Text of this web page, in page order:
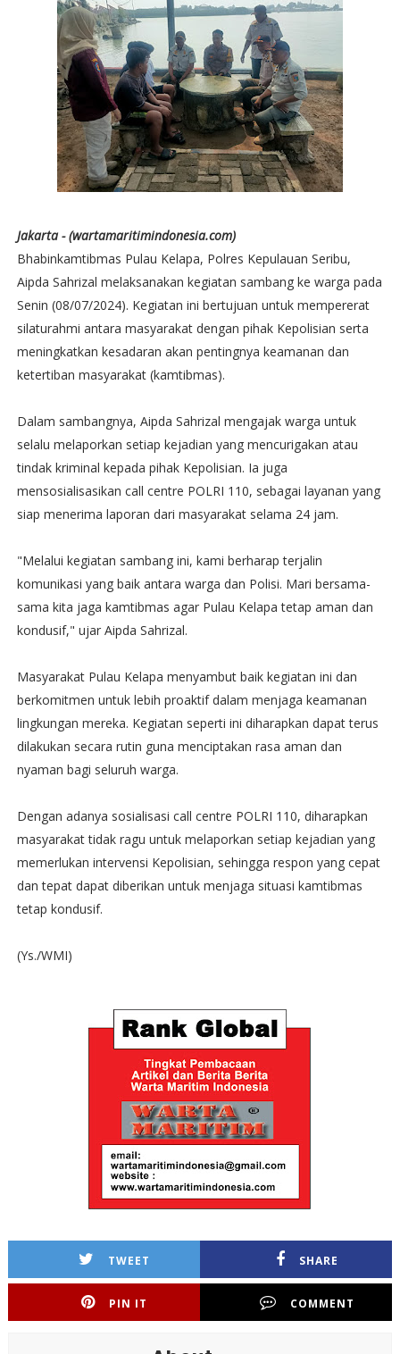
Jakarta - (wartamaritimindonesia.com)
Bhabinkamtibmas Pulau Kelapa, Polres Kepulauan Seribu,
Aipda Sahrizal melaksanakan kegiatan sambang ke warga pada
Senin (08/07/2024). Kegiatan ini bertujuan untuk mempererat
silaturahmi antara masyarakat dengan pihak Kepolisian serta
meningkatkan kesadaran akan pentingnya keamanan dan
ketertiban masyarakat (kamtibmas).
Dalam sambangnya, Aipda Sahrizal mengajak warga untuk
selalu melaporkan setiap kejadian yang mencurigakan atau
tindak kriminal kepada pihak Kepolisian. Ia juga
mensosialisasikan call centre POLRI 110, sebagai layanan yang
siap menerima laporan dari masyarakat selama 24 jam.
"Melalui kegiatan sambang ini, kami berharap terjalin
komunikasi yang baik antara warga dan Polisi. Mari bersama-
sama kita jaga kamtibmas agar Pulau Kelapa tetap aman dan
kondusif," ujar Aipda Sahrizal.
Masyarakat Pulau Kelapa menyambut baik kegiatan ini dan
berkomitmen untuk lebih proaktif dalam menjaga keamanan
lingkungan mereka. Kegiatan seperti ini diharapkan dapat terus
dilakukan secara rutin guna menciptakan rasa aman dan
nyaman bagi seluruh warga.
Dengan adanya sosialisasi call centre POLRI 110, diharapkan
masyarakat tidak ragu untuk melaporkan setiap kejadian yang
memerlukan intervensi Kepolisian, sehingga respon yang cepat
dan tepat dapat diberikan untuk menjaga situasi kamtibmas
tetap kondusif.
(Ys./WMI)
TWEET SHARE
PIN IT COMMENT